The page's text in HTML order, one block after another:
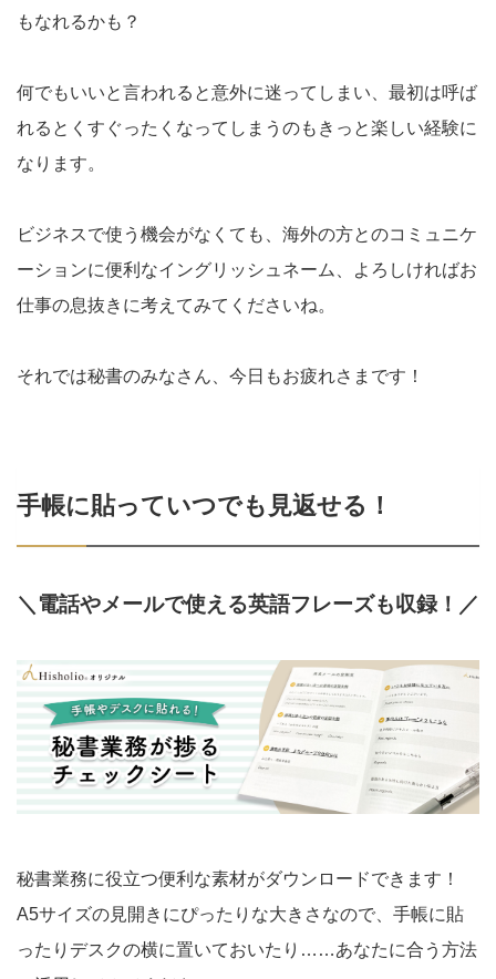
もなれるかも？
何でもいいと言われると意外に迷ってしまい、最初は呼ば
れるとくすぐったくなってしまうのもきっと楽しい経験に
なります。
ビジネスで使う機会がなくても、海外の方とのコミュニケ
ーションに便利なイングリッシュネーム、よろしければお
仕事の息抜きに考えてみてくださいね。
それでは秘書のみなさん、今日もお疲れさまです！
手帳に貼っていつでも見返せる！
＼電話やメールで使える英語フレーズも収録！／
秘書業務に役立つ便利な素材がダウンロードできます！
A5サイズの見開きにぴったりな大きさなので、手帳に貼
ったりデスクの横に置いておいたり……あなたに合う方法